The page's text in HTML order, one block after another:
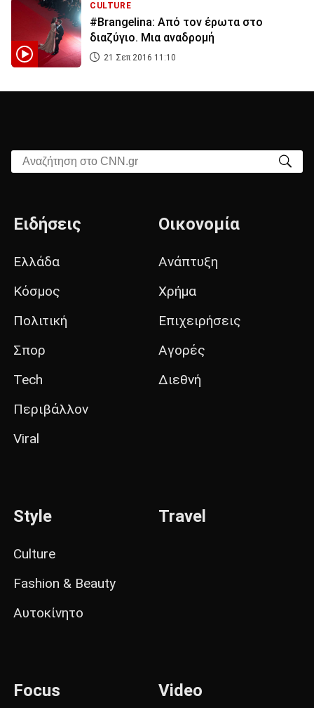
CULTURE
#Brangelina: Από τον έρωτα στο
διαζύγιο. Μια αναδρομή
21 Σεπ 2016 11:10
Αναζήτηση στο CNN.gr
Ειδήσεις
Ελλάδα
Κόσμος
Πολιτική
Σπορ
Tech
Περιβάλλον
Viral
Οικονομία
Ανάπτυξη
Χρήμα
Επιχειρήσεις
Αγορές
Διεθνή
Style
Culture
Fashion & Beauty
Αυτοκίνητο
Travel
Focus Video